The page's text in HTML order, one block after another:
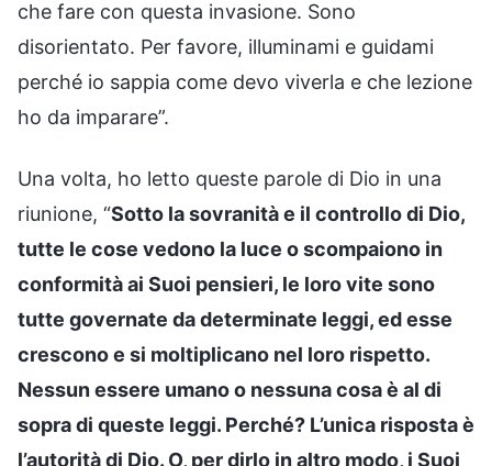
che fare con questa invasione. Sono
disorientato. Per favore, illuminami e guidami
perché io sappia come devo viverla e che lezione
ho da imparare”.
Una volta, ho letto queste parole di Dio in una
riunione, “Sotto la sovranità e il controllo di Dio,
tutte le cose vedono la luce o scompaiono in
conformità ai Suoi pensieri, le loro vite sono
tutte governate da determinate leggi, ed esse
crescono e si moltiplicano nel loro rispetto.
Nessun essere umano o nessuna cosa è al di
sopra di queste leggi. Perché? L’unica risposta è
l’autorità di Dio. O, per dirlo in altro modo, i Suoi